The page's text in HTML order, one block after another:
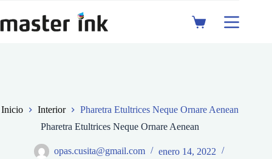
contenido
Shopping
Inicio Interior
Pharetra Etultrices Neque Ornare Aenean
Pharetra Etultrices Neque Ornare Aenean
opas.cusita@gmail.com
enero 14, 2022